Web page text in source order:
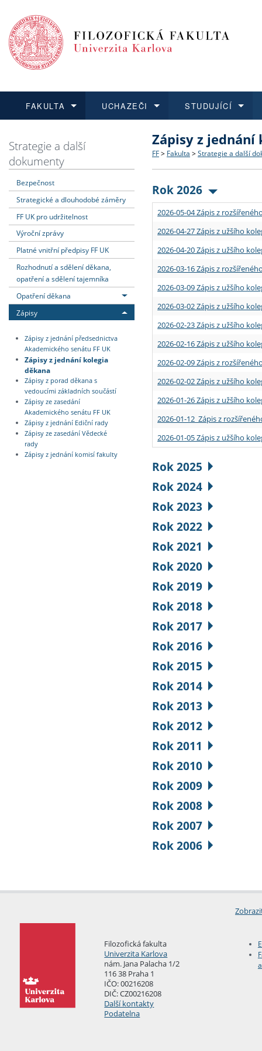
FAKULTA
Dozvědět se více
Struktura a historie
Strategie a další
Podpora a benefity pro
Absolventi fakulty
UCHAZEČI
Podat přihlášku
Co studovat a jak se
Učitelské studijní
Informace k průběhu
STUDUJÍCÍ
Dozvědět se více
Bakalářské a magisterské
Doktorské studium
Rigorózní řízení
Dozvědět se více
O vědě a výzkumu na FF
Akademické kvalifikace
Granty a projekty
Dozvědět se více
Aktuální nabídky a
Vyjíždějící studenti
Přijíždějící studenti
Vyjíždějící zaměstnanci
Strategie a další
dokumenty
Bezpečnost
Strategické a dlouhodobé záměry
FF UK pro udržitelnost
Výroční zprávy
Platné vnitřní předpisy FF UK
Rozhodnutí a sdělení děkana,
opatření a sdělení tajemníka
Opatření děkana
Zápisy
Zápisy z jednání předsednictva
Akademického senátu FF UK
Zápisy z jednání kolegia
děkana
Zápisy z porad děkana s
vedoucími základních součástí
Zápisy ze zasedání
Akademického senátu FF UK
Zápisy z jednání Ediční rady
Zápisy ze zasedání Vědecké
rady
Zápisy z jednání komisí fakulty
Zápisy z jednání
FF > Fakulta > Strategie a další
Rok 2026
2026-05-04 Zápis z
2026-04-27 Zápis z užšího
2026-04-20 Zápis z užšího
2026-03-16 Zápis z
2026-03-09 Zápis z užšího
2026-03-02 Zápis z užšího
2026-02-23 Zápis z užšího
2026-02-16 Zápis z užšího
2026-02-09 Zápis z
2026-02-02 Zápis z užšího
2026-01-26 Zápis z užšího
2026-01-12 Zápis z
2026-01-05 Zápis z užšího
Rok 2025
Rok 2024
Rok 2023
Rok 2022
Rok 2021
Rok 2020
Rok 2019
Rok 2018
Rok 2017
Rok 2016
Rok 2015
Rok 2014
Rok 2013
Rok 2012
Rok 2011
Rok 2010
Rok 2009
Rok 2008
Rok 2007
Rok 2006
Filozofická fakulta
Univerzita Karlova
nám. Jana Palacha 1/2
116 38 Praha 1
IČO: 00216208
DIČ: CZ00216208
Další kontakty
Podatelna